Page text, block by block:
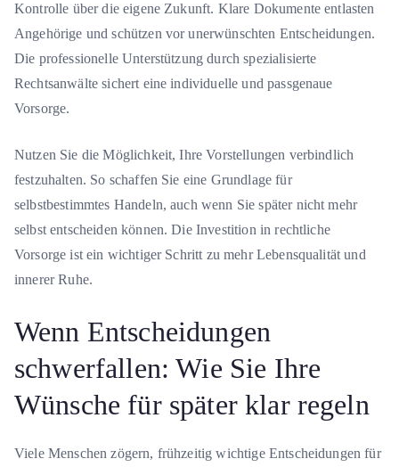
Kontrolle über die eigene Zukunft. Klare Dokumente entlasten
Angehörige und schützen vor unerwünschten Entscheidungen.
Die professionelle Unterstützung durch spezialisierte
Rechtsanwälte sichert eine individuelle und passgenaue
Vorsorge.
Nutzen Sie die Möglichkeit, Ihre Vorstellungen verbindlich
festzuhalten. So schaffen Sie eine Grundlage für
selbstbestimmtes Handeln, auch wenn Sie später nicht mehr
selbst entscheiden können. Die Investition in rechtliche
Vorsorge ist ein wichtiger Schritt zu mehr Lebensqualität und
innerer Ruhe.
Wenn Entscheidungen
schwerfallen: Wie Sie Ihre
Wünsche für später klar regeln
Viele Menschen zögern, frühzeitig wichtige Entscheidungen für